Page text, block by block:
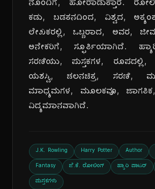
ನೊಂದಿಗೆ, ಹೋರಾಡುತ್ತಾರೆ.
ಕಡು, ಬಡತನದಿಂದ, ವಿಶ್ವದ,
ಲೇಖಕರಲ್ಲಿ, ಒಬ್ಬರಾದ, ಅವರ,
ಅನೇಕರಿಗೆ, ಸ್ಫೂರ್ತಿಯಾಗಿದೆ.
ಸರಣಿಯು, ಪುಸ್ತಕಗಳ, ರೂಪದಲ್ಲಿ,
ಯಶಸ್ವಿ, ಚಲನಚಿತ್ರ, ಸರಣಿ,
ಮಾಧ್ಯಮಗಳ, ಮೂಲಕವೂ, ಜಾಗತಿಕ,
ವಿದ್ಯಮಾನವಾಗಿದೆ.
J.K. Rowling Harry Potter Author
Fantasy ಜೆ.ಕೆ. ರೋಲಿಂಗ್ ಹ್ಯಾರಿ ಪಾಟರ್
ಪುಸ್ತಕಗಳು